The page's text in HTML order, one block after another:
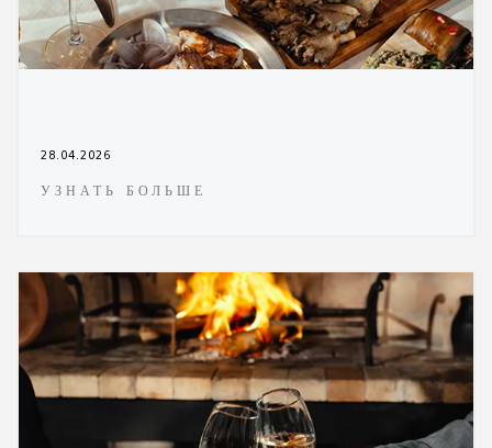
28.04.2026
УЗНАТЬ БОЛЬШЕ